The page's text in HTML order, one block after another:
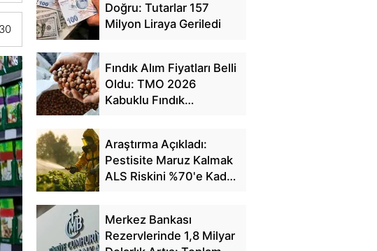
Doğru: Tutarlar 157
Milyon Liraya Geriledi
Fındık Alım Fiyatları Belli
Oldu: TMO 2026
Kabuklu Fındık
Araştırma Açıkladı:
Pestisite Maruz Kalmak
ALS Riskini %70'e Kadar
Merkez Bankası
Rezervlerinde 1,8 Milyar